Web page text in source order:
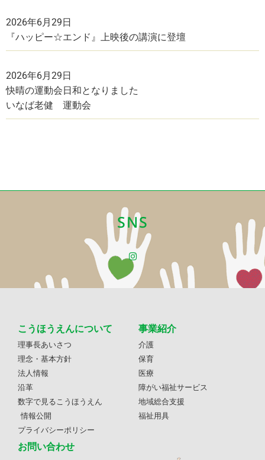
2026年6月29日
『ハッピー☆エンド』上映後の講演に登壇
2026年6月29日
快晴の運動会日和となりました
いなば老健 運動会
SNS
こうほうえんについて
理事長あいさつ
理念・基本方針
法人情報
沿革
数字で見るこうほうえん
情報公開
プライバシーポリシー
お問い合わせ
事業紹介
介護
保育
医療
障がい福祉サービス
地域総合支援
福祉用具